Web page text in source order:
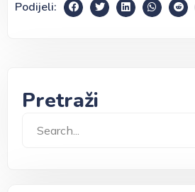
Podijeli:
Pretraži